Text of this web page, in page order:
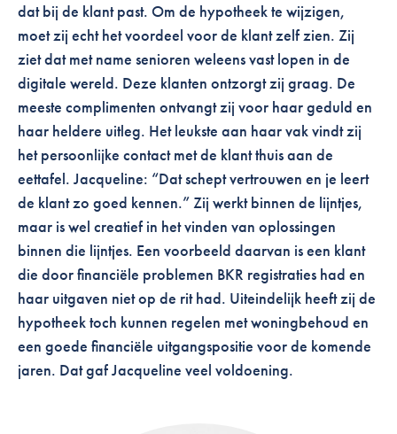
dat bij de klant past. Om de hypotheek te wijzigen,
moet zij echt het voordeel voor de klant zelf zien. Zij
ziet dat met name senioren weleens vast lopen in de
digitale wereld. Deze klanten ontzorgt zij graag. De
meeste complimenten ontvangt zij voor haar geduld en
haar heldere uitleg. Het leukste aan haar vak vindt zij
het persoonlijke contact met de klant thuis aan de
eettafel. Jacqueline: “Dat schept vertrouwen en je leert
de klant zo goed kennen.”Zij werkt binnen de lijntjes,
maar is wel creatief in het vinden van oplossingen
binnen die lijntjes. Een voorbeeld daarvan is een klant
die door financiële problemen BKR registraties had en
haar uitgaven niet op de rit had. Uiteindelijk heeft zij de
hypotheek toch kunnen regelen met woningbehoud en
een goede financiële uitgangspositie voor de komende
jaren. Dat gaf Jacqueline veel voldoening.